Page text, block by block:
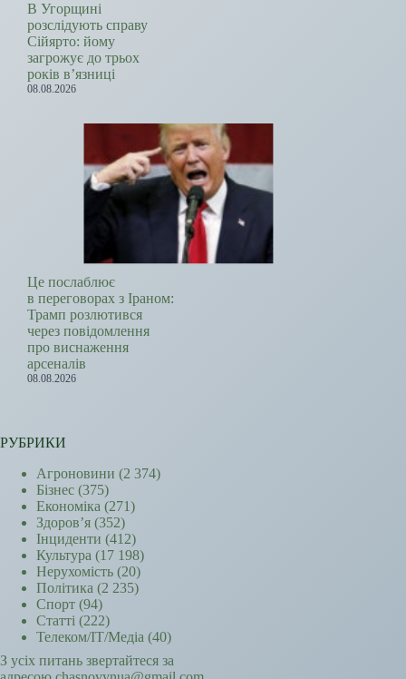
В Угорщині
розслідують справу
Сійярто: йому
загрожує до трьох
років в’язниці
08.08.2026
Це послаблює
в переговорах з Іраном:
Трамп розлютився
через повідомлення
про виснаження
арсеналів
08.08.2026
РУБРИКИ
Агроновини (2 374)
Бізнес (375)
Економіка (271)
Здоров’я (352)
Інциденти (412)
Культура (17 198)
Нерухомість (20)
Політика (2 235)
Спорт (94)
Статті (222)
Телеком/ІТ/Медіа (40)
З усіх питань звертайтеся за